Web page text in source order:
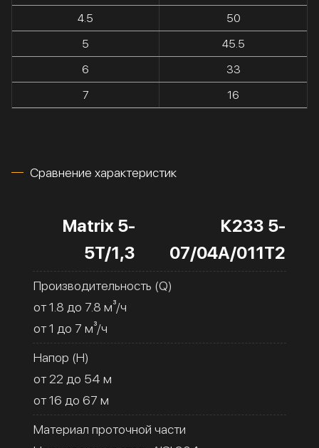
4.5
50
5
45.5
6
33
7
16
Сравнение характеристик
Matrix 5-
5T/1,3
К233 5-
07/04А/011Т2
Производительность (Q)
от 1.8 до 7.8 м³/ч
от 1 до 7 м³/ч
Напор (H)
от 22 до 54 м
от 16 до 67 м
Материал проточной части